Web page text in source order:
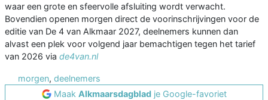
waar een grote en sfeervolle afsluiting wordt verwacht.
Bovendien openen morgen direct de voorinschrijvingen voor de
editie van De 4 van Alkmaar 2027, deelnemers kunnen dan
alvast een plek voor volgend jaar bemachtigen tegen het tarief
van 2026 via de4van.nl
morgen, deelnemers
Maak Alkmaarsdagbladje Google-favoriet